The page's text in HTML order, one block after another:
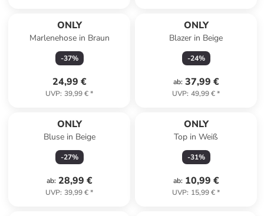
ONLY
Marlenehose in Braun
-37%
24,99 €
UVP: 39,99 €*
ONLY
Blazer in Beige
-24%
ab: 37,99 €
UVP: 49,99 €*
ONLY
Bluse in Beige
-27%
ab: 28,99 €
UVP: 39,99 €*
ONLY
Top in Weiß
-31%
ab: 10,99 €
UVP: 15,99 €*